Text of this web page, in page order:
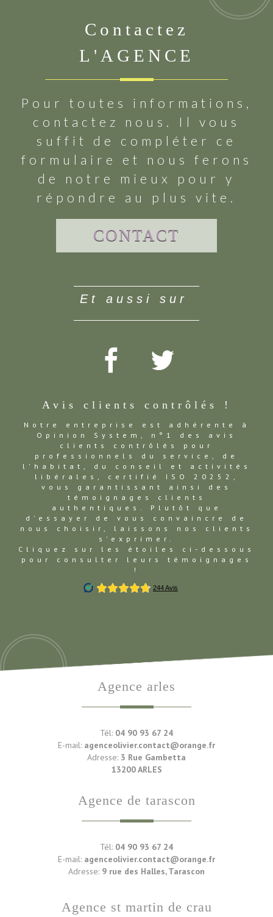
contactez
L'AGENCE
Pour toutes informations,
contactez nous. Il vous
suffit de compléter ce
formulaire et nous ferons
de notre mieux pour y
répondre au plus vite.
CONTACT
et aussi sur
Avis clients contrôlés !
Notre entreprise est adhérente à
Opinion System, n°1 des avis
clients contrôlés pour
professionnels du service, de
l'habitat, du conseil et activités
libérales, certifié ISO 20252,
vous garantissant ainsi des
témoignages clients
authentiques. Plutôt que
d'essayer de vous convaincre de
nous choisir, laissons nos clients
s'exprimer.
Cliquez sur les étoiles ci-dessous
pour consulter leurs témoignages
!
agence arles
Tél: 04 90 93 67 24
E-mail: agenceolivier.contact@orange.fr
Adresse: 3 Rue Gambetta
13200 ARLES
agence de tarascon
Tél: 04 90 93 67 24
E-mail: agenceolivier.contact@orange.fr
Adresse: 9 rue des Halles, Tarascon
agence st martin de crau